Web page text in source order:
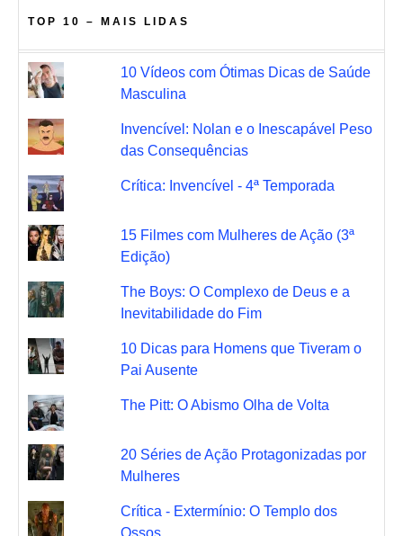
TOP 10 – MAIS LIDAS
10 Vídeos com Ótimas Dicas de Saúde
Masculina
Invencível: Nolan e o Inescapável Peso
das Consequências
Crítica: Invencível - 4ª Temporada
15 Filmes com Mulheres de Ação (3ª
Edição)
The Boys: O Complexo de Deus e a
Inevitabilidade do Fim
10 Dicas para Homens que Tiveram o
Pai Ausente
The Pitt: O Abismo Olha de Volta
20 Séries de Ação Protagonizadas por
Mulheres
Crítica - Extermínio: O Templo dos
Ossos